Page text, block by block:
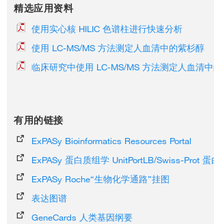
精选应用资料
使用实心核 HILIC 色谱柱进行快速分析
使用 LC-MS/MS 方法测定人血清中的紫杉醇
临床研究中使用 LC-MS/MS 方法测定人血清
有用的链接
ExPASy Bioinformatics Resources Portal
ExPASy 蛋白质组学 UnitPortLB/Swiss-Prot
ExPASy Roche“生物化学通路”挂图
表达图谱
GeneCards 人类基因纲要